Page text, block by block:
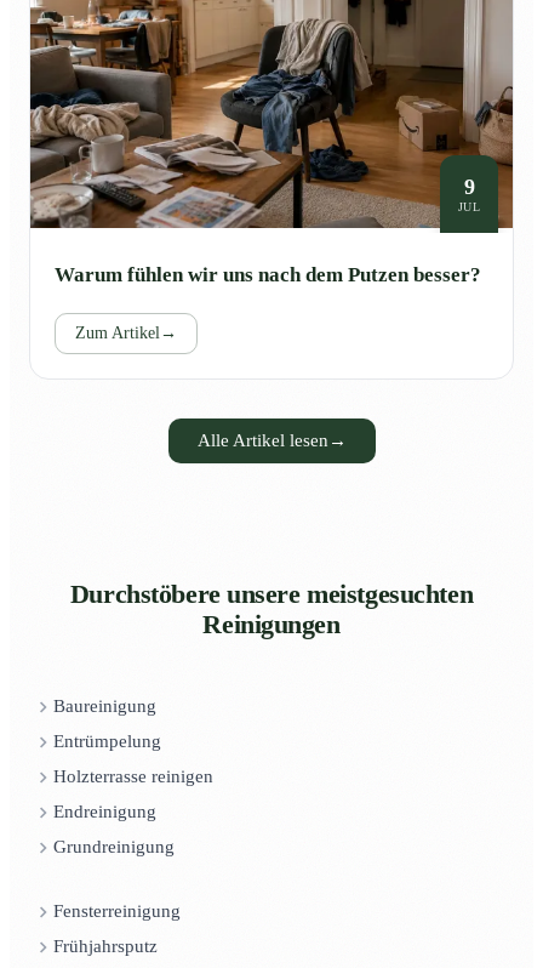
9
JUL
Warum fühlen wir uns nach dem Putzen besser?
Zum Artikel→
Alle Artikel lesen →
Durchstöbere unsere meistgesuchten
Reinigungen
Baureinigung
Entrümpelung
Holzterrasse reinigen
Endreinigung
Grundreinigung
Fensterreinigung
Frühjahrsputz